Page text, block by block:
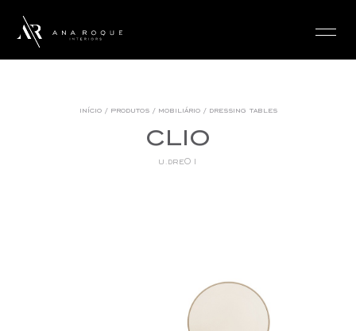
início/ produtos/ mobiliário/ dressing tables
clio
u.dre01